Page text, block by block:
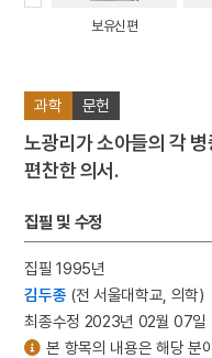
과학 문헌
노광리가 소아들의 각
편찬한 의서.
집필 및 수정
집필 1995년
김두종 (전 서울대학교, 의학)
최종수정 2023년 02월 07일
보유신편
본 항목의 내용은 해당 분